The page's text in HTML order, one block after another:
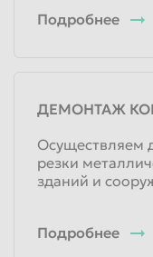
310 руб/кг
Лом латуни
Физические лица
310 руб/кг
Подробнее
ДЕМОНТАЖ
Осуществляем
резки
зданий и
Подробнее